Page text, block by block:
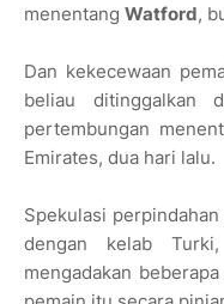
menentang Watford,
Dan kekecewaan
beliau
pertembungan
Emirates, dua hari lalu.
Spekulasi
dengan kelab
mengadakan